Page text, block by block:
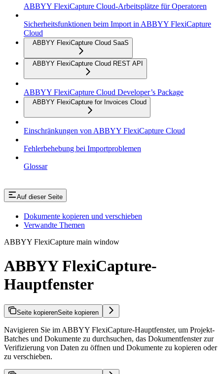
ABBYY FlexiCapture Cloud-Arbeitsplätze für Operatoren
Sicherheitsfunktionen beim Import in ABBYY FlexiCapture
Cloud
ABBYY FlexiCapture Cloud SaaS
ABBYY FlexiCapture Cloud REST API
ABBYY FlexiCapture Cloud Developer’s Package
ABBYY FlexiCapture for Invoices Cloud
Einschränkungen von ABBYY FlexiCapture Cloud
Fehlerbehebung bei Importproblemen
Glossar
Auf dieser Seite
Dokumente kopieren und verschieben
Verwandte Themen
ABBYY FlexiCapture main window
ABBYY FlexiCapture-
Hauptfenster
Seite kopierenSeite kopieren
Navigieren Sie im ABBYY FlexiCapture-Hauptfenster, um Projekt-
Batches und Dokumente zu durchsuchen, das Dokumentfenster zur
Verifizierung von Daten zu öffnen und Dokumente zu kopieren oder
zu verschieben.